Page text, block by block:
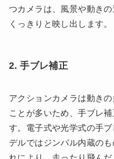
つカメラは、風景や動き
くっきりと映し出します。
2. 手ブレ補正
アクションカメラは動き
ことが多いため、手ブレ
す。電子式や光学式の手
デルではジンバル内蔵の